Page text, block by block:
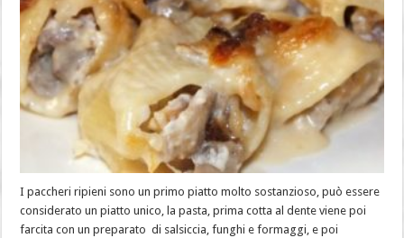
I paccheri ripieni sono un primo piatto molto sostanzioso, può essere
considerato un piatto unico, la pasta, prima cotta al dente viene poi
farcita con un preparato di salsiccia, funghi e formaggi, e poi